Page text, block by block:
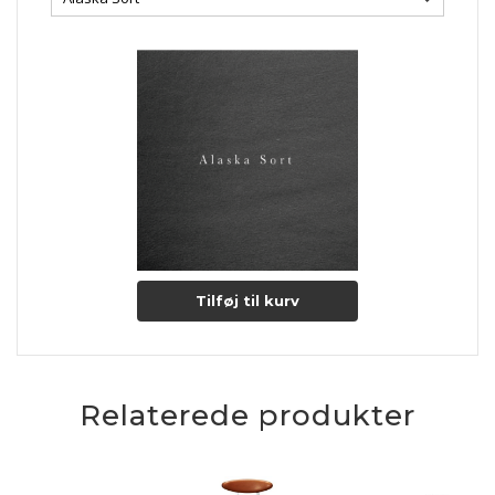
Tilføj til kurv
Relaterede produkter